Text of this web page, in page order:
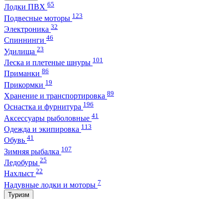
Лодки ПВХ 65
Подвесные моторы 123
Электроника 32
Спиннинги 46
Удилища 23
Леска и плетеные шнуры 101
Приманки 86
Прикормки 19
Хранение и транспортировка 89
Оснастка и фурнитура 196
Аксессуары рыболовные 41
Одежда и экипировка 113
Обувь 41
Зимняя рыбалка 107
Ледобуры 25
Нахлыст 22
Надувные лодки и моторы 7
Туризм